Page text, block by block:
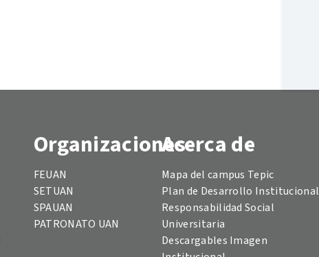
Organizaciones
FEUAN
SETUAN
SPAUAN
PATRONATO UAN
Acerca de
Mapa del campus Tepic
Plan de Desarrollo Institucional
Responsabilidad Social
Universitaria
Descargables Imagen